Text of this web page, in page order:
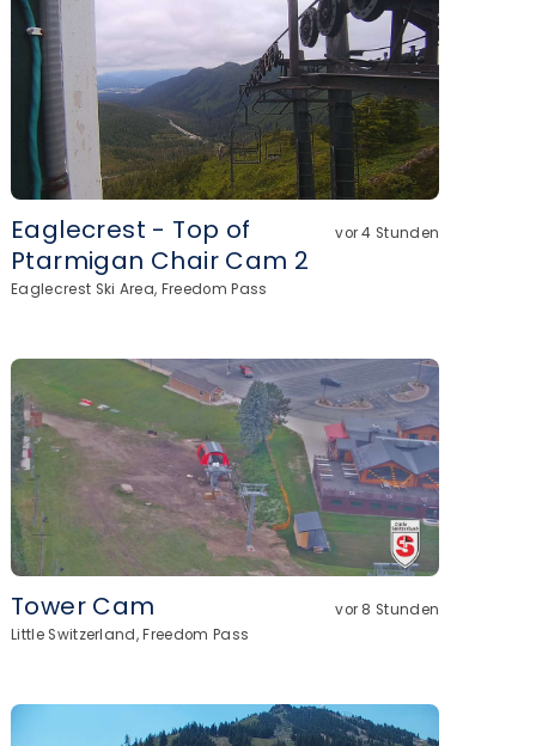
Eaglecrest - Top of
Ptarmigan Chair Cam 2
vor 4 Stunden
Eaglecrest Ski Area, Freedom Pass
Tower Cam
vor 8 Stunden
Little Switzerland, Freedom Pass